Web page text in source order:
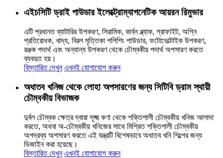
এইচসিটি ড্রাই পাউডার ইলেক্ট্রোম্যাগনেটিক আয়রন রিমুভার
এটি প্রধানত ব্যাটারির উপকরণ, সিরামিক, কার্বন ব্ল্যাক, গ্রাফাইট, অগ্নি
প্রতিরোধক, খাদ্য, বিরল মৃত্তিকা পলিশিং পাউডার, ফটোভোল্টাইক উপকরণ,
রঞ্জক পদার্থ এবং অন্যান্য উপকরণ থেকে চৌম্বকীয় পদার্থ অপসারণ করতে
ব্যবহৃত হয়।
বিস্তারিত দেখুন এখনই যোগাযোগ করুন
অধাতব খনিজ থেকে লোহা অপসারণের জন্য সিটিবি ড্রাম স্থায়ী
চৌম্বকীয় বিভাজক
দুর্বল চৌম্বক ক্ষেত্র দ্বারা সূক্ষ্ম কণা থেকে শক্তিশালী চৌম্বকীয় খনিজ আলাদা
করতে, অথবা অ-চৌম্বকীয় খনিজের সাথে মিশ্রিত শক্তিশালী চৌম্বকীয়
অপদ্রব্য অপসারণ করতে এই যন্ত্রটি বিশেষভাবে অধাতব খনি শিল্পের জন্য
ডিজাইন করা হয়েছে।
বিস্তারিত দেখুন এখনই যোগাযোগ করুন